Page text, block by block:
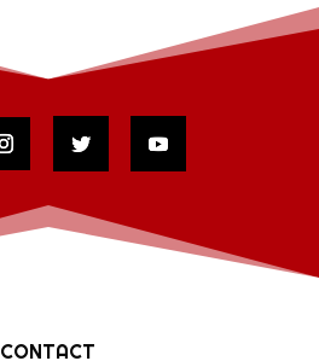
CONTACT